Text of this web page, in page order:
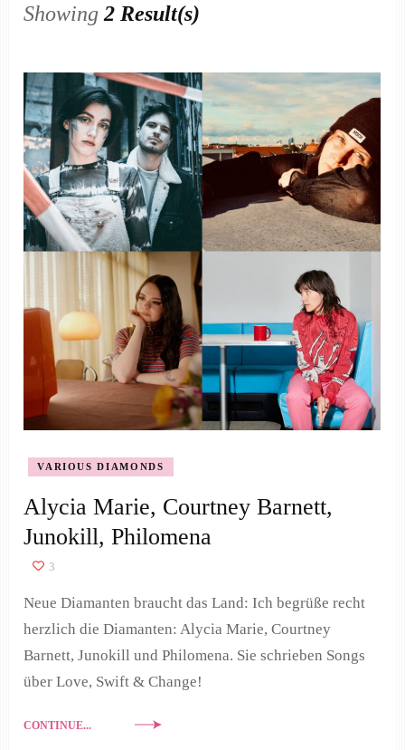
Showing2 Result(s)
VARIOUS DIAMONDS
Alycia Marie, Courtney Barnett,
Junokill, Philomena
3
Neue Diamanten braucht das Land: Ich begrüße recht
herzlich die Diamanten: Alycia Marie, Courtney
Barnett, Junokill und Philomena. Sie schrieben Songs
über Love, Swift & Change!
CONTINUE...